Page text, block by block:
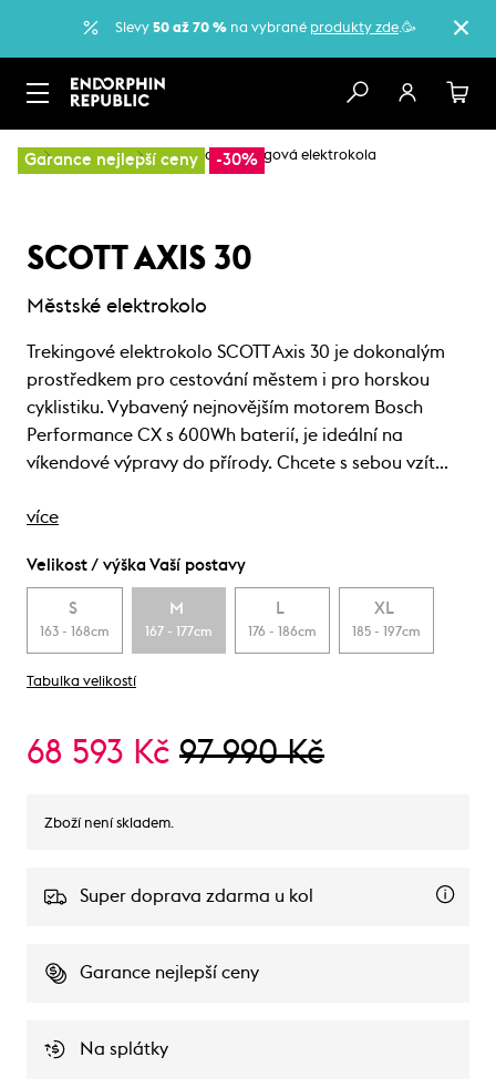
Slevy 50 až 70 % na vybrané produkty zde.🥳
Garance nejlepší ceny -30%
… Elektrokola Městská a trekkingová elektrokola
SCOTT AXIS 30
Městské elektrokolo
Trekingové elektrokolo SCOTT Axis 30 je dokonalým
prostředkem pro cestování městem i pro horskou
cyklistiku. Vybavený nejnovějším motorem Bosch
Performance CX s 600Wh baterií, je ideální na
víkendové výpravy do přírody. Chcete s sebou vzít…
více
Velikost / výška Vaší postavy
S
163 - 168cm
M
167 - 177cm
L
176 - 186cm
XL
185 - 197cm
Tabulka velikostí
68 593 Kč 97 990 Kč
Zboží není skladem.
Super doprava zdarma u kol
Garance nejlepší ceny
Na splátky